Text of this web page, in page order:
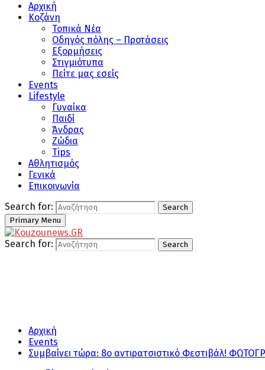
Αρχική
Κοζάνη
Τοπικά Νέα
Οδηγός πόλης – Προτάσεις
Εξορμήσεις
Στιγμιότυπα
Πείτε μας εσείς
Events
Lifestyle
Γυναίκα
Παιδί
Άνδρας
Ζώδια
Tips
Αθλητισμός
Γενικά
Επικοινωνία
Search for:
Search
Primary Menu
Search for: Search
Αρχική
Events
Συμβαίνει τώρα: 8ο αντιρατσιστικό Φεστιβάλ!